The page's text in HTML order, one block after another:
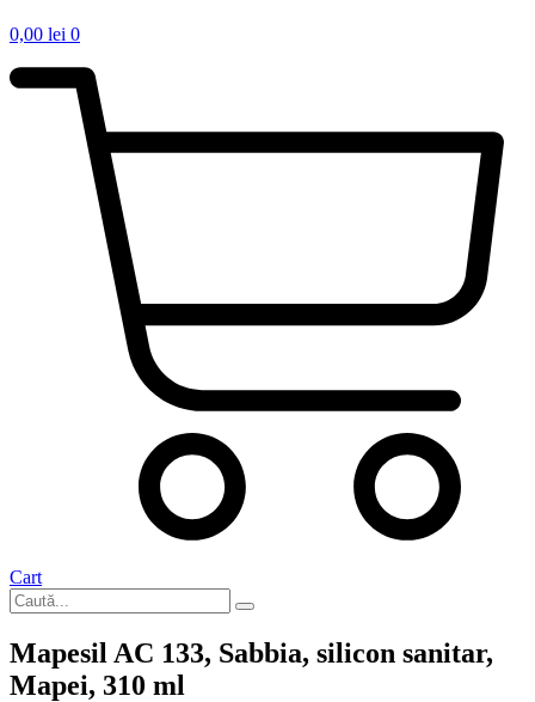
0,00 lei 0
Cart
Mapesil AC 133, Sabbia, silicon sanitar,
Mapei, 310 ml